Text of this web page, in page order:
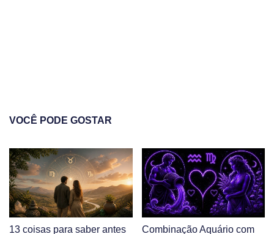
VOCÊ PODE GOSTAR
13 coisas para saber antes
Combinação Aquário com